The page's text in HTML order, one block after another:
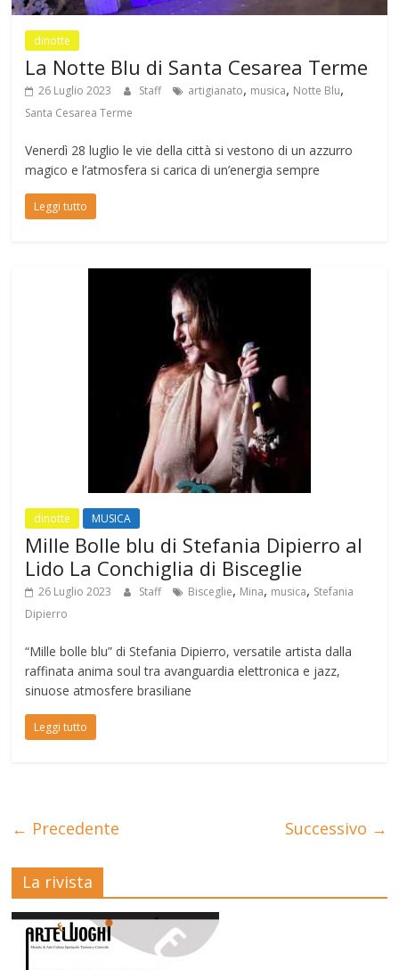
dinotte
La Notte Blu di Santa Cesarea Terme
26 Luglio 2023 Staff artigianato, musica, Notte Blu,
Santa Cesarea Terme
Venerdì 28 luglio le vie della città si vestono di un azzurro
magico e l’atmosfera si carica di un’energia sempre
Leggi tutto
dinotte MUSICA
Mille Bolle blu di Stefania Dipierro al
Lido La Conchiglia di Bisceglie
26 Luglio 2023 Staff Bisceglie, Mina, musica, Stefania
Dipierro
“Mille bolle blu” di Stefania Dipierro, versatile artista dalla
raffinata anima soul tra avanguardia elettronica e jazz,
sinuose atmosfere brasiliane
Leggi tutto
← Precedente Successivo →
La rivista